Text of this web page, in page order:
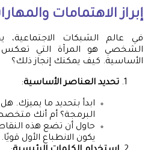
إبراز الاهتمامات
في عالم الشبكات
الشخصي هو المرآة التي تعكس
الأساسية. كيف يمكنك إنجاز ذلك؟
تحديد العناصر الأساسية:
ابدأ بتحديد ما يميزك.
البرمجة؟ أم أنك
حاول أن تضع هذه
يكون الانطباع الأول قويًا.